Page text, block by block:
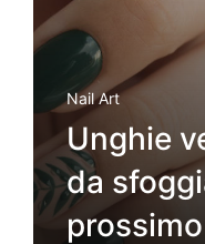
Nail Art
Unghie
da